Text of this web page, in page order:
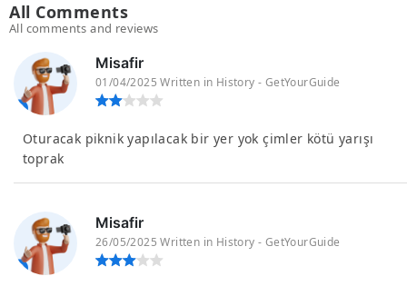
All Comments
All comments and reviews
Misafir
01/04/2025 Written in History - GetYourGuide
Oturacak piknik yapılacak bir yer yok çimler kötü yarışı
toprak
Misafir
26/05/2025 Written in History - GetYourGuide